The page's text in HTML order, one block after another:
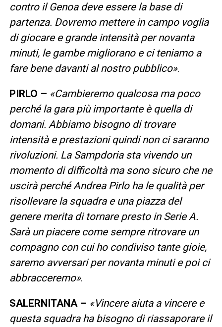
contro il Genoa deve essere la base di
partenza. Dovremo mettere in campo voglia
di giocare e grande intensità per novanta
minuti, le gambe migliorano e ci teniamo a
fare bene davanti al nostro pubblico».
PIRLO – «Cambieremo qualcosa ma poco
perché la gara più importante è quella di
domani. Abbiamo bisogno di trovare
intensità e prestazioni quindi non ci saranno
rivoluzioni. La Sampdoria sta vivendo un
momento di difficoltà ma sono sicuro che ne
uscirà perché Andrea Pirlo ha le qualità per
risollevare la squadra e una piazza del
genere merita di tornare presto in Serie A.
Sarà un piacere come sempre ritrovare un
compagno con cui ho condiviso tante gioie,
saremo avversari per novanta minuti e poi ci
abbracceremo».
SALERNITANA – «Vincere aiuta a vincere e
questa squadra ha bisogno di riassaporare il